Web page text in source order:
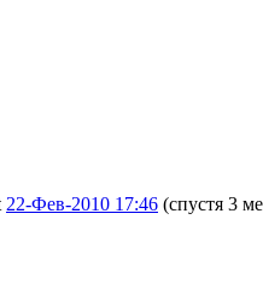
22-Фев-2010 17:46 (спустя 3